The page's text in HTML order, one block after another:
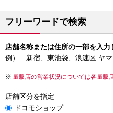
フリーワードで検索
店舗名称または住所の一部を入力
例） 新宿、東池袋、浪速区 ヤ
量販店の営業状況については各量販
店舗区分を指定
ドコモショップ